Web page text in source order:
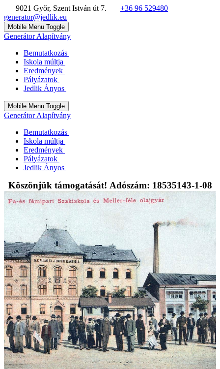
9021 Győr, Szent István út 7.
+36 96 529480
generator@jedlik.eu
Mobile Menu Toggle
Generátor Alapítvány
Bemutatkozás
Iskola múltja
Eredmények
Pályázatok
Jedlik Ányos
Mobile Menu Toggle
Generátor Alapítvány
Bemutatkozás
Iskola múltja
Eredmények
Pályázatok
Jedlik Ányos
Köszönjük támogatását! Adószám: 18535143-1-08